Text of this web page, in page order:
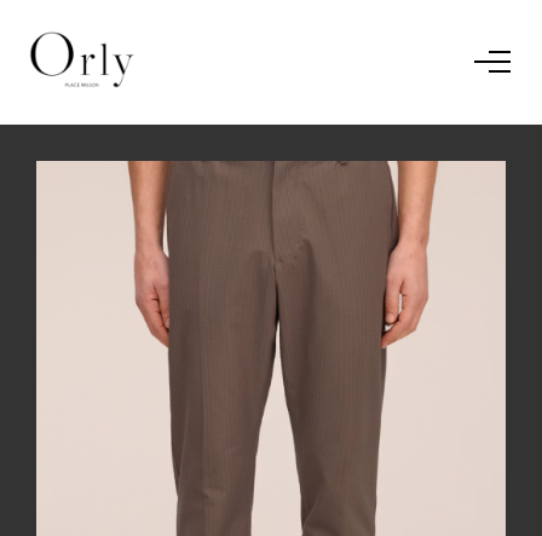
Le concept
Le vestiaire/
J'ai compris.